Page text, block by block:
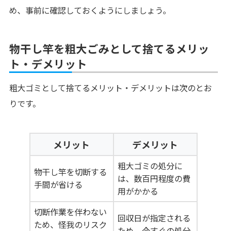
め、事前に確認しておくようにしましょう。
物干し竿を粗大ごみとして捨てるメリッ
ト・デメリット
粗大ゴミとして捨てるメリット・デメリットは次のとお
りです。
メリット デメリット
物干し竿を切断する
手間が省ける
粗大ゴミの処分に
は、数百円程度の費
用がかかる
切断作業を伴わない
ため、怪我のリスク
回収日が指定される